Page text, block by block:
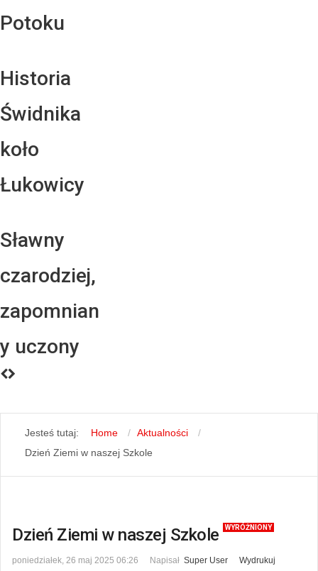
Potoku
Historia
Świdnika
koło
Łukowicy
Sławny
czarodziej,
zapomnian
y uczony
Jesteś tutaj: Home
Aktualności
Dzień Ziemi w naszej Szkole
Dzień Ziemi w naszej Szkole WYRÓŻNIONY
poniedziałek, 26 maj 2025 06:26 Napisał Super User
Wydrukuj